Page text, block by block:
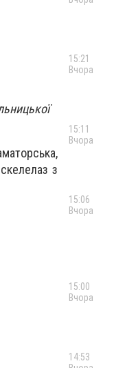
з
15:21
Вчора
15:11
Вчора
15:06
Вчора
15:00
Вчора
14:53